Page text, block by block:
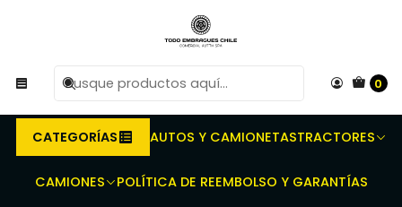
0
CATEGORÍAS AUTOS Y CAMIONETASTRACTORES
CAMIONES POLÍTICA DE REEMBOLSO Y GARANTÍAS
Compra antes de las 10 AM de Lunes a Viernes y
entregaremos al transporte en un máximo de 24 hrs hábiles.
Inicio
Rodamientos - Kit completo
FORD CARGO
5032E